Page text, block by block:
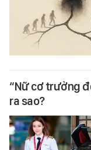
“Nữ cơ trưởng
ra sao?